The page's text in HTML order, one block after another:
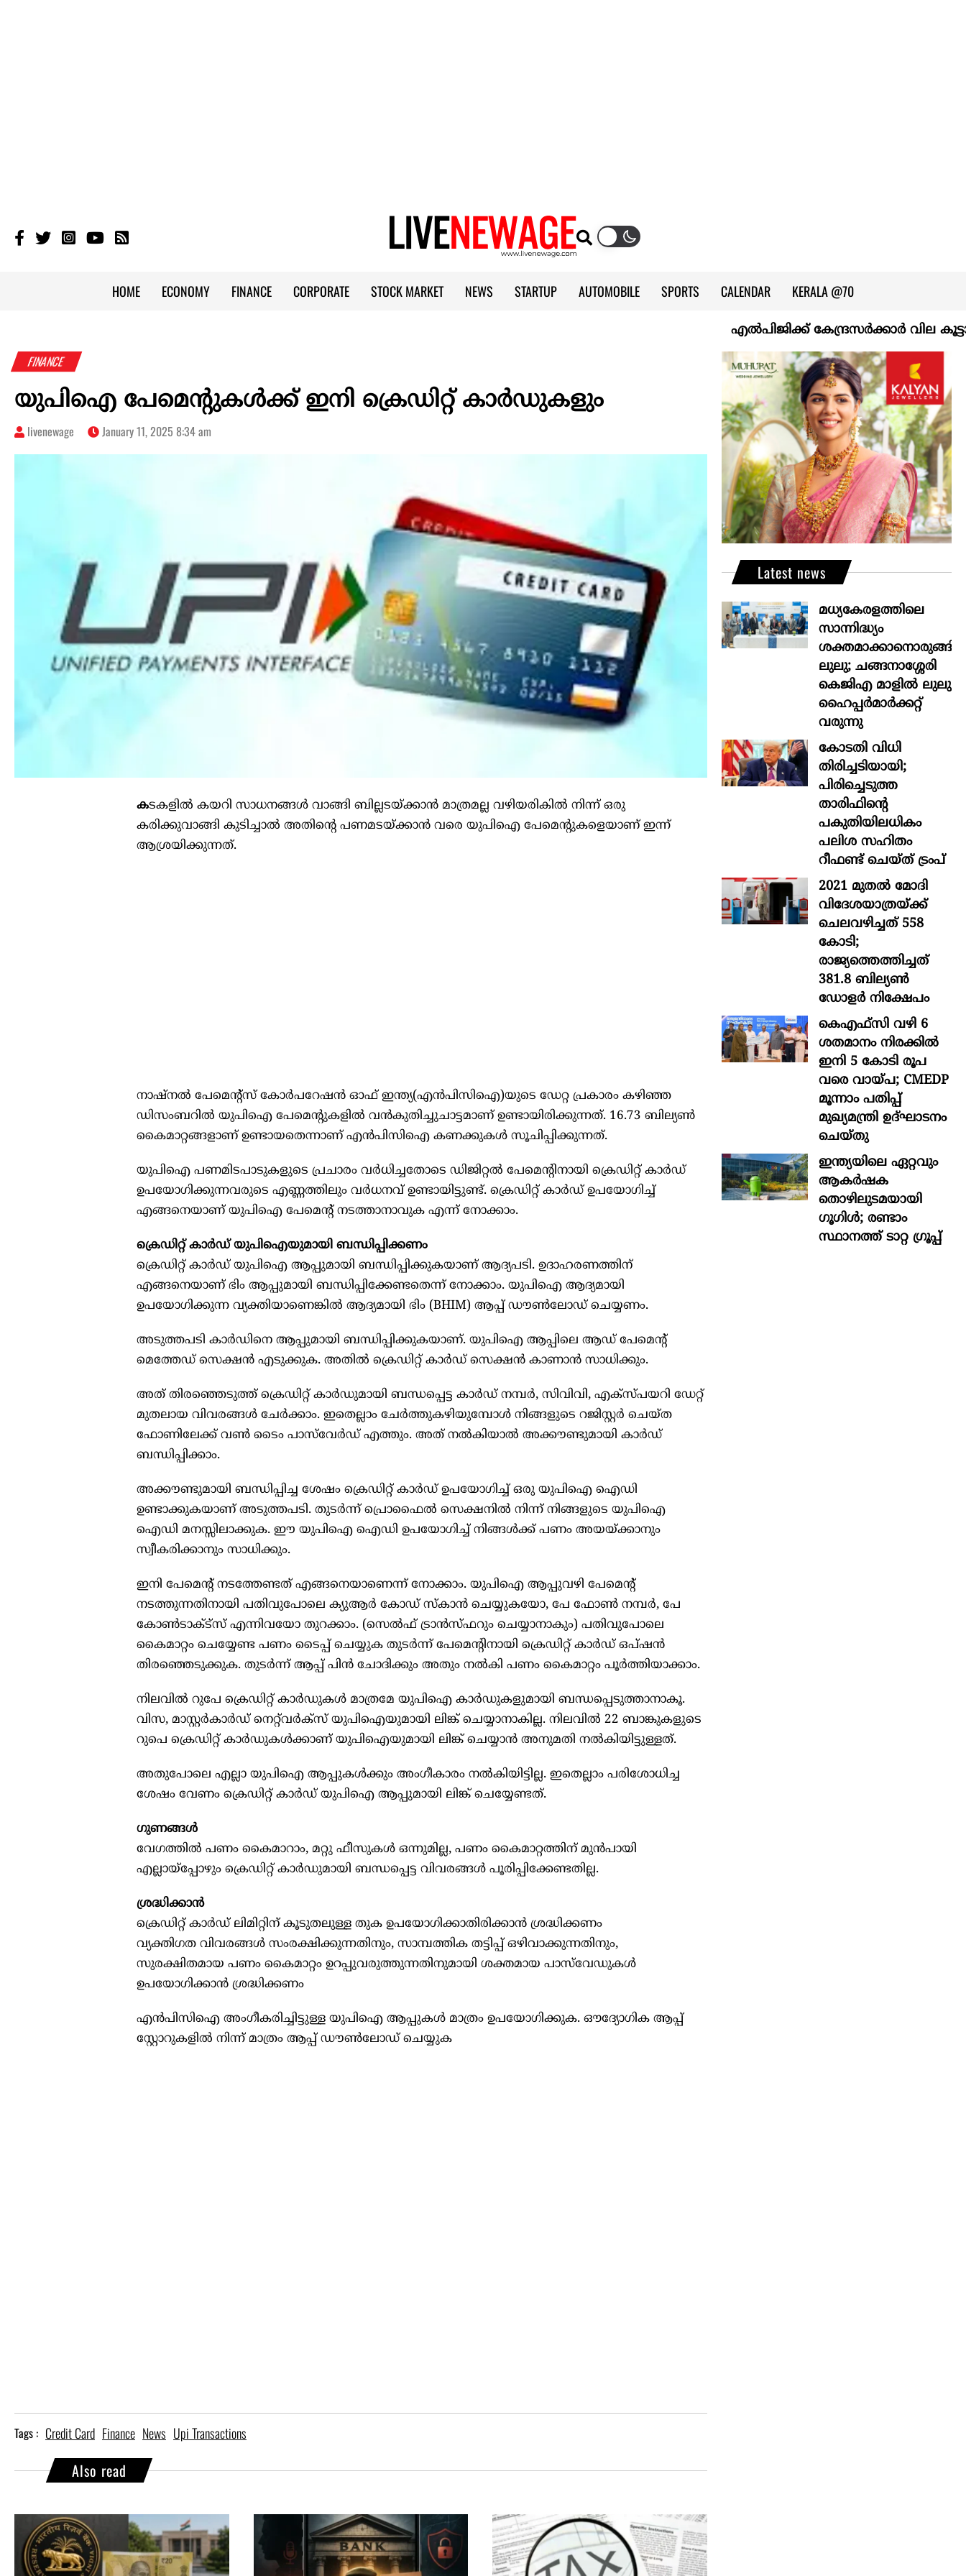
HOME ECONOMY FINANCE CORPORATE STOCK MARKET NEWS STARTUP AUTOMOBILE SPORTS CALENDAR KERALA @70
എല്‍പിജിക്ക് കേന്ദ്രസർക്കാർ വില
FINANCE
യുപിഐ പേമെന്റുകള്‍ക്ക് ഇനി ക്രെഡിറ്റ് കാര്‍ഡുകളും
livenewage January 11, 2025 8:34 am
കടകളില്‍ കയറി സാധനങ്ങള്‍ വാങ്ങി ബില്ലടയ്ക്കാന്‍ മാത്രമല്ല വഴിയരികില്‍ നിന്ന് ഒരു
കരിക്കുവാങ്ങി കുടിച്ചാല്‍ അതിന്റെ പണമടയ്ക്കാന്‍ വരെ യുപിഐ പേമെന്റുകളെയാണ് ഇന്ന്
ആശ്രയിക്കുന്നത്.
നാഷ്‌നല്‍ പേമെന്റ്‌സ് കോര്‍പറേഷന്‍ ഓഫ് ഇന്ത്യ(എന്‍പിസിഐ)യുടെ ഡേറ്റ പ്രകാരം കഴിഞ്ഞ
ഡിസംബറില്‍ യുപിഐ പേമെന്റുകളില്‍ വന്‍കുതിച്ചുചാട്ടമാണ് ഉണ്ടായിരിക്കുന്നത്. 16.73 ബില്യണ്‍
കൈമാറ്റങ്ങളാണ് ഉണ്ടായതെന്നാണ് എന്‍പിസിഐ കണക്കുകള്‍ സൂചിപ്പിക്കുന്നത്.
യുപിഐ പണമിടപാടുകളുടെ പ്രചാരം വര്‍ധിച്ചതോടെ ഡിജിറ്റല്‍ പേമെന്റിനായി ക്രെഡിറ്റ് കാര്‍ഡ്
ഉപയോഗിക്കുന്നവരുടെ എണ്ണത്തിലും വര്‍ധനവ് ഉണ്ടായിട്ടുണ്ട്. ക്രെഡിറ്റ് കാര്‍ഡ് ഉപയോഗിച്ച്
എങ്ങനെയാണ് യുപിഐ പേമെന്റ് നടത്താനാവുക എന്ന് നോക്കാം.
ക്രെഡിറ്റ് കാര്‍ഡ് യുപിഐയുമായി ബന്ധിപ്പിക്കണം
ക്രെഡിറ്റ് കാര്‍ഡ് യുപിഐ ആപ്പുമായി ബന്ധിപ്പിക്കുകയാണ് ആദ്യപടി. ഉദാഹരണത്തിന്
എങ്ങനെയാണ് ഭിം ആപ്പുമായി ബന്ധിപ്പിക്കേണ്ടതെന്ന് നോക്കാം. യുപിഐ ആദ്യമായി
ഉപയോഗിക്കുന്ന വ്യക്തിയാണെങ്കില്‍ ആദ്യമായി ഭിം (BHIM) ആപ്പ് ഡൗണ്‍ലോഡ് ചെയ്യണം.
അടുത്തപടി കാര്‍ഡിനെ ആപ്പുമായി ബന്ധിപ്പിക്കുകയാണ്. യുപിഐ ആപ്പിലെ ആഡ് പേമെന്റ്
മെത്തേഡ് സെക്ഷന്‍ എടുക്കുക. അതില്‍ ക്രെഡിറ്റ് കാര്‍ഡ് സെക്ഷന്‍ കാണാന്‍ സാധിക്കും.
അത് തിരഞ്ഞെടുത്ത് ക്രെഡിറ്റ് കാര്‍ഡുമായി ബന്ധപ്പെട്ട കാര്‍ഡ് നമ്പര്‍, സിവിവി, എക്‌സ്പയറി ഡേറ്റ്
മുതലായ വിവരങ്ങള്‍ ചേര്‍ക്കാം. ഇതെല്ലാം ചേര്‍ത്തുകഴിയുമ്പോള്‍ നിങ്ങളുടെ റജിസ്റ്റര്‍ ചെയ്ത
ഫോണിലേക്ക് വണ്‍ ടൈം പാസ്‌വേര്‍ഡ് എത്തും. അത് നല്‍കിയാല്‍ അക്കൗണ്ടുമായി കാര്‍ഡ്
ബന്ധിപ്പിക്കാം.
അക്കൗണ്ടുമായി ബന്ധിപ്പിച്ച ശേഷം ക്രെഡിറ്റ് കാര്‍ഡ് ഉപയോഗിച്ച് ഒരു യുപിഐ ഐഡി
ഉണ്ടാക്കുകയാണ് അടുത്തപടി. തുടര്‍ന്ന് പ്രൊഫൈല്‍ സെക്ഷനില്‍ നിന്ന് നിങ്ങളുടെ യുപിഐ
ഐഡി മനസ്സിലാക്കുക. ഈ യുപിഐ ഐഡി ഉപയോഗിച്ച് നിങ്ങള്‍ക്ക് പണം അയയ്ക്കാനും
സ്വീകരിക്കാനും സാധിക്കും.
ഇനി പേമെന്റ് നടത്തേണ്ടത് എങ്ങനെയാണെന്ന് നോക്കാം. യുപിഐ ആപ്പുവഴി പേമെന്റ്
നടത്തുന്നതിനായി പതിവുപോലെ ക്യുആര്‍ കോഡ് സ്‌കാന്‍ ചെയ്യുകയോ, പേ ഫോണ്‍ നമ്പര്‍, പേ
കോണ്‍ടാക്ട്‌സ് എന്നിവയോ തുറക്കാം. (സെല്‍ഫ് ട്രാന്‍സ്ഫറും ചെയ്യാനാകും) പതിവുപോലെ
കൈമാറ്റം ചെയ്യേണ്ട പണം ടൈപ്പ് ചെയ്യുക തുടര്‍ന്ന് പേമെന്റിനായി ക്രെഡിറ്റ് കാര്‍ഡ് ഒപ്ഷന്‍
തിരഞ്ഞെടുക്കുക. തുടര്‍ന്ന് ആപ്പ് പിന്‍ ചോദിക്കും അതും നല്‍കി പണം കൈമാറ്റം പൂര്‍ത്തിയാക്കാം.
നിലവില്‍ റുപേ ക്രെഡിറ്റ് കാര്‍ഡുകള്‍ മാത്രമേ യുപിഐ കാര്‍ഡുകളുമായി ബന്ധപ്പെടുത്താനാകൂ.
വിസ, മാസ്റ്റര്‍കാര്‍ഡ് നെറ്റ്‌വര്‍ക്‌സ് യുപിഐയുമായി ലിങ്ക് ചെയ്യാനാകില്ല. നിലവില്‍ 22 ബാങ്കുകളുടെ
റുപെ ക്രെഡിറ്റ് കാര്‍ഡുകള്‍ക്കാണ് യുപിഐയുമായി ലിങ്ക് ചെയ്യാന്‍ അനുമതി നല്‍കിയിട്ടുള്ളത്.
അതുപോലെ എല്ലാ യുപിഐ ആപ്പുകള്‍ക്കും അംഗീകാരം നല്‍കിയിട്ടില്ല. ഇതെല്ലാം പരിശോധിച്ച
ശേഷം വേണം ക്രെഡിറ്റ് കാര്‍ഡ് യുപിഐ ആപ്പുമായി ലിങ്ക് ചെയ്യേണ്ടത്.
ഗുണങ്ങള്‍
വേഗത്തില്‍ പണം കൈമാറാം, മറ്റു ഫീസുകള്‍ ഒന്നുമില്ല, പണം കൈമാറ്റത്തിന് മുന്‍പായി
എല്ലായ്‌പ്പോഴും ക്രെഡിറ്റ് കാര്‍ഡുമായി ബന്ധപ്പെട്ട വിവരങ്ങള്‍ പൂരിപ്പിക്കേണ്ടതില്ല.
ശ്രദ്ധിക്കാന്‍
ക്രെഡിറ്റ് കാര്‍ഡ് ലിമിറ്റിന് കൂടുതലുള്ള തുക ഉപയോഗിക്കാതിരിക്കാന്‍ ശ്രദ്ധിക്കണം
വ്യക്തിഗത വിവരങ്ങള്‍ സംരക്ഷിക്കുന്നതിനും, സാമ്പത്തിക തട്ടിപ്പ് ഒഴിവാക്കുന്നതിനും,
സുരക്ഷിതമായ പണം കൈമാറ്റം ഉറപ്പുവരുത്തുന്നതിനുമായി ശക്തമായ പാസ്‌വേഡുകള്‍
ഉപയോഗിക്കാന്‍ ശ്രദ്ധിക്കണം
എന്‍പിസിഐ അംഗീകരിച്ചിട്ടുള്ള യുപിഐ ആപ്പുകള്‍ മാത്രം ഉപയോഗിക്കുക. ഔദ്യോഗിക ആപ്പ്
സ്റ്റോറുകളില്‍ നിന്ന് മാത്രം ആപ്പ് ഡൗണ്‍ലോഡ് ചെയ്യുക
Tags : Credit Card Finance News Upi Transactions
Also read
Latest news
മധ്യകേരളത്തിലെ
സാന്നിദ്ധ്യം
ശക്തമാക്കാനൊരുങ്ങി
ലുലു; ചങ്ങനാശ്ശേരി
കെജിഎ മാളിൽ ലുലു
ഹൈപ്പർമാർക്കറ്റ്
വരുന്നു
കോടതി വിധി
തിരിച്ചടിയായി;
പിരിച്ചെടുത്ത
താരിഫിന്‍റെ
പകുതിയിലധികം
പലിശ സഹിതം
റീഫണ്ട് ചെയ്ത് ട്രംപ്
2021 മുതൽ മോദി
വിദേശയാത്രയ്ക്ക്
ചെലവഴിച്ചത് 558
കോടി;
രാജ്യത്തെത്തിച്ചത്
381.8 ബില്യൺ
ഡോളർ നിക്ഷേപം
കെഎഫ്സി വഴി 6
ശതമാനം നിരക്കിൽ
ഇനി 5 കോടി രൂപ
വരെ വായ്പ; CMEDP
മൂന്നാം പതിപ്പ്
മുഖ്യമന്ത്രി ഉദ്ഘാടനം
ചെയ്തു
ഇന്ത്യയിലെ ഏറ്റവും
ആകര്‍ഷക
തൊഴിലുടമയായി
ഗൂഗിള്‍; രണ്ടാം
സ്ഥാനത്ത് ടാറ്റ ഗ്രൂപ്പ്